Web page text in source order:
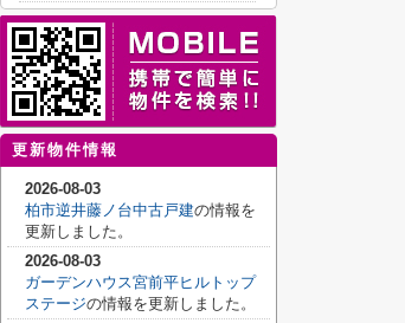
更新物件情報
2026-08-03
柏市逆井藤ノ台中古戸建の情報を
更新しました。
2026-08-03
ガーデンハウス宮前平ヒルトップ
ステージの情報を更新しました。